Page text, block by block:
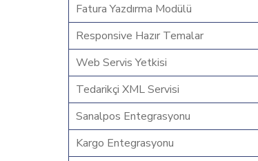
Fatura Yazdırma Modülü
Responsive Hazır Temalar
Web Servis Yetkisi
Tedarikçi XML Servisi
Sanalpos Entegrasyonu
Kargo Entegrasyonu